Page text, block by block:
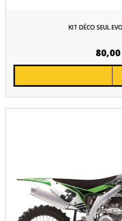
KIT DÉCO SEUL